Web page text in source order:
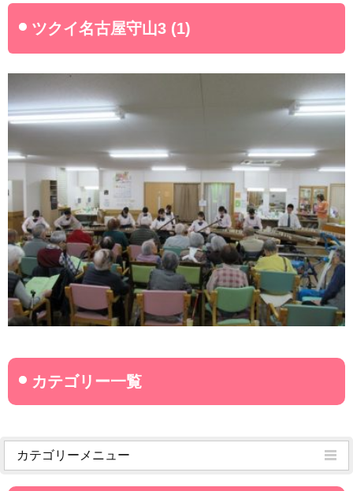
情報公開
学園ニュース
オープンキャンパス・行事
ツクイ名古屋守山3 (1)
カテゴリーメニュー
菊武学園からのお知らせ